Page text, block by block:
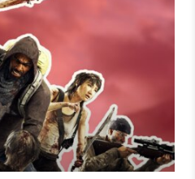
den wenigsten ein Begriff
wir in diesem Video erinnern.